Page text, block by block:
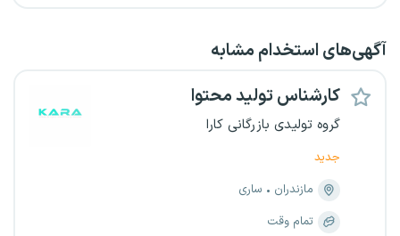
آگهی‌های استخدام مشابه
کارشناس تولید محتوا
گروه تولیدی بازرگانی کارا
جدید
مازندران
ساری
تمام وقت